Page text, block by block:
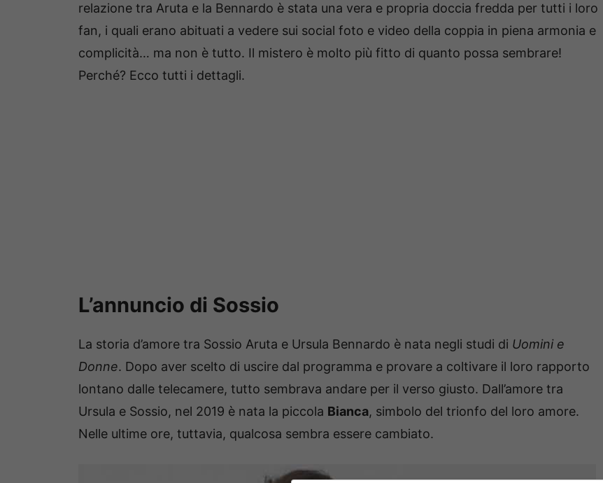
relazione tra Aruta e la Bennardo è stata una vera e propria doccia fredda per tutti i loro
fan, i quali erano abituati a vedere sui social foto e video della coppia in piena armonia e
complicità… ma non è tutto. Il mistero è molto più fitto di quanto possa sembrare!
Perché? Ecco tutti i dettagli.
L’annuncio di Sossio
La storia d’amore tra Sossio Aruta e Ursula Bennardo è nata negli studi di Uomini e
Donne. Dopo aver scelto di uscire dal programma e provare a coltivare il loro rapporto
lontano dalle telecamere, tutto sembrava andare per il verso giusto. Dall’amore tra
Ursula e Sossio, nel 2019 è nata la piccola Bianca, simbolo del trionfo del loro amore.
Nelle ultime ore, tuttavia, qualcosa sembra essere cambiato.